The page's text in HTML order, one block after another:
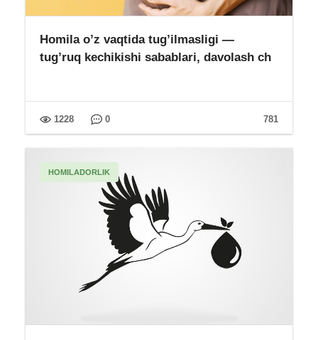
Homila o’z vaqtida tug’ilmasligi —
tug’ruq kechikishi sabablari, davolash ch
781
1228 0
HOMILADORLIK